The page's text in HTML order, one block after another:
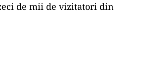
de mii de vizitatori din